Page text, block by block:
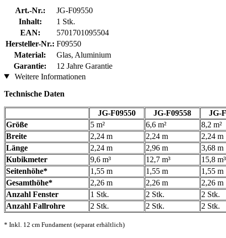
Art.-Nr.:
JG-F09550
Inhalt:
1 Stk.
EAN:
5701701095504
Hersteller-Nr.: F09550
Material:
Glas, Aluminium
Garantie:
12 Jahre Garantie
Weitere Informationen
Technische Daten
JG-F09550 JG-F09558
JG-
Größe
5 m² 6,6 m²
8,2 m²
Breite
2,24 m 2,24 m
2,24 m
Länge
2,24 m 2,96 m
3,68 m
Kubikmeter
9,6 m³ 12,7 m³
15,8 m³
Seitenhöhe*
1,55 m 1,55 m
1,55 m
Gesamthöhe*
2,26 m 2,26 m
2,26 m
Anzahl Fenster
1 Stk. 2 Stk.
2 Stk.
Anzahl Fallrohre
2 Stk. 2 Stk. 2 Stk.
* Inkl. 12 cm Fundament (separat erhältlich)